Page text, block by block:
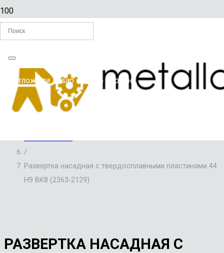
Вы отложилиТоварв свою корзину.
Главная
/
РАЗВЕРТКИ ПО МЕТАЛЛУ
/
Развертка насадная с твердосплавными пластинами 44
Н9 ВК8 (2363-2129)
РАЗВЕРТКА НАСАДНАЯ С